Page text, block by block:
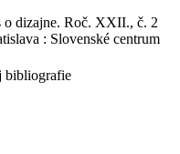
o dizajne. Roč. XXII., č. 2
: Slovenské centrum
bibliografie